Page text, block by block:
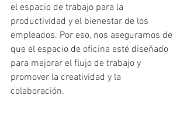
el espacio de trabajo para la
productividad y el bienestar de los
empleados. Por eso, nos aseguramos de
que el espacio de oficina esté diseñado
para mejorar el flujo de trabajo y
promover la creatividad y la
colaboración.